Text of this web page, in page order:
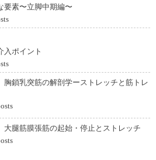
要素〜立脚中期編〜
入ポイント
胸鎖乳突筋の解剖学ーストレッチと筋トレ
大腿筋膜張筋の起始・停止とストレッチ